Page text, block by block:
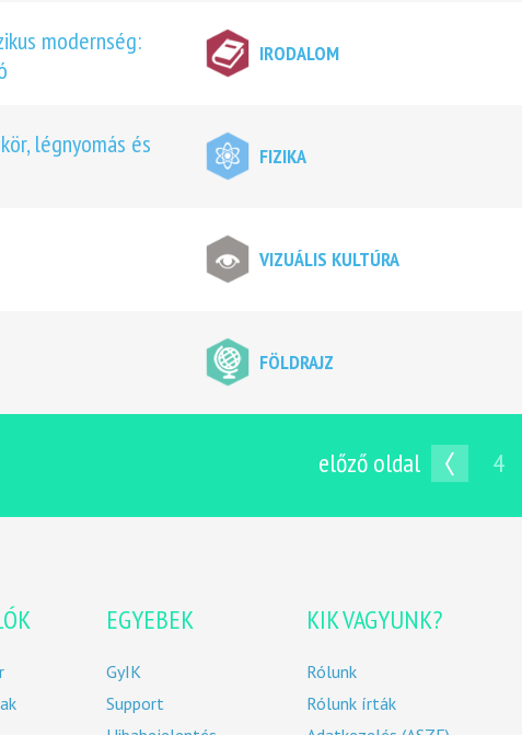
modernség:
IRODALOM
légnyomás és
FIZIKA
VIZUÁLIS KULTÚRA
FÖLDRAJZ
előző oldal 4
EGYEBEK
GyIK
Support
KIK VAGYUNK?
Rólunk
Rólunk írták